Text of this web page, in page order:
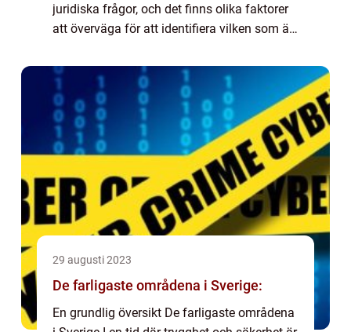
juridiska frågor, och det finns olika faktorer
att överväga för att identifiera vilken som är
en grundlig översikt över v...
29 augusti 2023
De farligaste områdena i Sverige:
En grundlig översikt De farligaste områdena